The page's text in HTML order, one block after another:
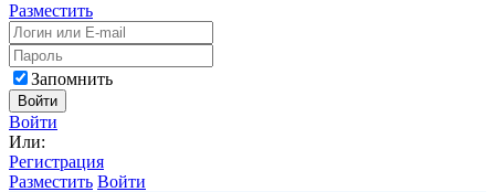
Разместить
Запомнить
Войти
Войти
Или:
Регистрация
Разместить Войти